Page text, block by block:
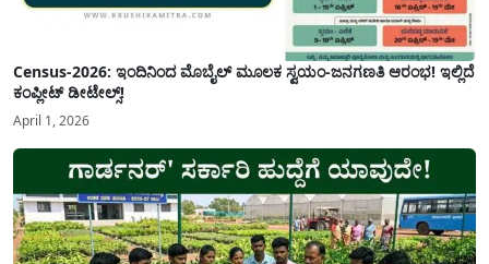
Census-2026: ಇಂದಿನಿಂದ ಮೊಬೈಲ್ ಮೂಲಕ ಸ್ವಯಂ-ಜನಗಣತಿ ಆರಂಭ! ಇಲ್ಲಿದೆ
ಕಂಪ್ಲೀಟ್ ಡೀಟೇಲ್ಸ್!
April 1, 2026